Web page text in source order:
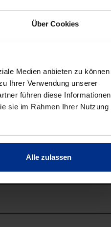
Über Cookies
Medien anbieten zu können
Ihrer Verwendung unserer
führen diese Informationen
sie im Rahmen Ihrer Nutzung
Alle zulassen